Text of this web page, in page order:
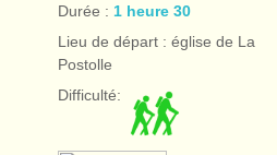
Durée : 1 heure 30
Lieu de départ : église de La
Postolle
Difficulté: